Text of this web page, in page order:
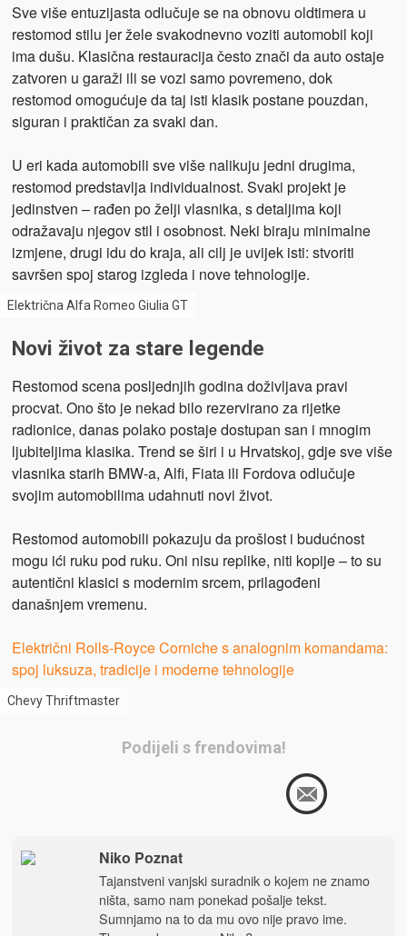
Sve više entuzijasta odlučuje se na obnovu oldtimera u
restomod stilu jer žele svakodnevno voziti automobil koji
ima dušu. Klasična restauracija često znači da auto ostaje
zatvoren u garaži ili se vozi samo povremeno, dok
restomod omogućuje da taj isti klasik postane pouzdan,
siguran i praktičan za svaki dan.
U eri kada automobili sve više nalikuju jedni drugima,
restomod predstavlja individualnost. Svaki projekt je
jedinstven – rađen po želji vlasnika, s detaljima koji
odražavaju njegov stil i osobnost. Neki biraju minimalne
izmjene, drugi idu do kraja, ali cilj je uvijek isti: stvoriti
savršen spoj starog izgleda i nove tehnologije.
Električna Alfa Romeo Giulia GT
Novi život za stare legende
Restomod scena posljednjih godina doživljava pravi
procvat. Ono što je nekad bilo rezervirano za rijetke
radionice, danas polako postaje dostupan san i mnogim
ljubiteljima klasika. Trend se širi i u Hrvatskoj, gdje sve više
vlasnika starih BMW-a, Alfi, Fiata ili Fordova odlučuje
svojim automobilima udahnuti novi život.
Restomod automobili pokazuju da prošlost i budućnost
mogu ići ruku pod ruku. Oni nisu replike, niti kopije – to su
autentični klasici s modernim srcem, prilagođeni
današnjem vremenu.
Električni Rolls-Royce Corniche s analognim komandama:
spoj luksuza, tradicije i moderne tehnologije
Chevy Thriftmaster
Podijeli s frendovima!
Niko Poznat
Tajanstveni vanjski suradnik o kojem ne znamo
ništa, samo nam ponekad pošalje tekst.
Sumnjamo na to da mu ovo nije pravo ime.